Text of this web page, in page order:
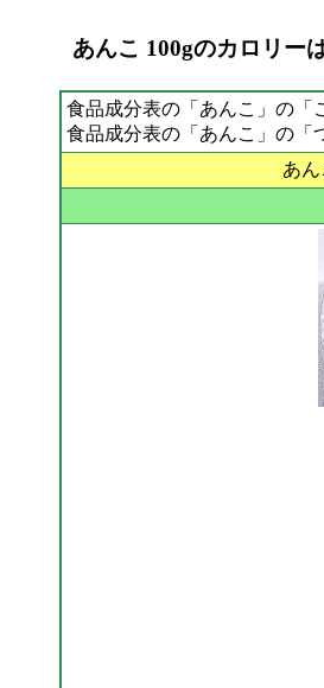
あんこ 100gのカロリー
食品成分表の「あんこ」の「
食品成分表の「あんこ」の「
あ